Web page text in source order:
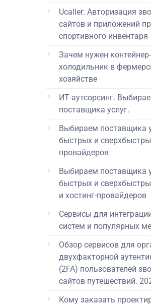
Ucaller: Авторизация
сайтов и приложений
спортивного инвентаря
Зачем нужен контейнер-
холодильник в
хозяйстве
ИТ-аутсорсинг.
поставщика услуг.
Выбираем поставщика
быстрых и
провайдеров
Выбираем поставщика
быстрых и
и хостинг-провайдеров
Сервисы для
систем и популярных
Обзор сервисов для
двухфакторной
(2FA) пользователей
сайтов путешествий.
Кому заказать